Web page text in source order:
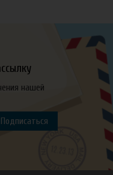
нашей
Подписаться